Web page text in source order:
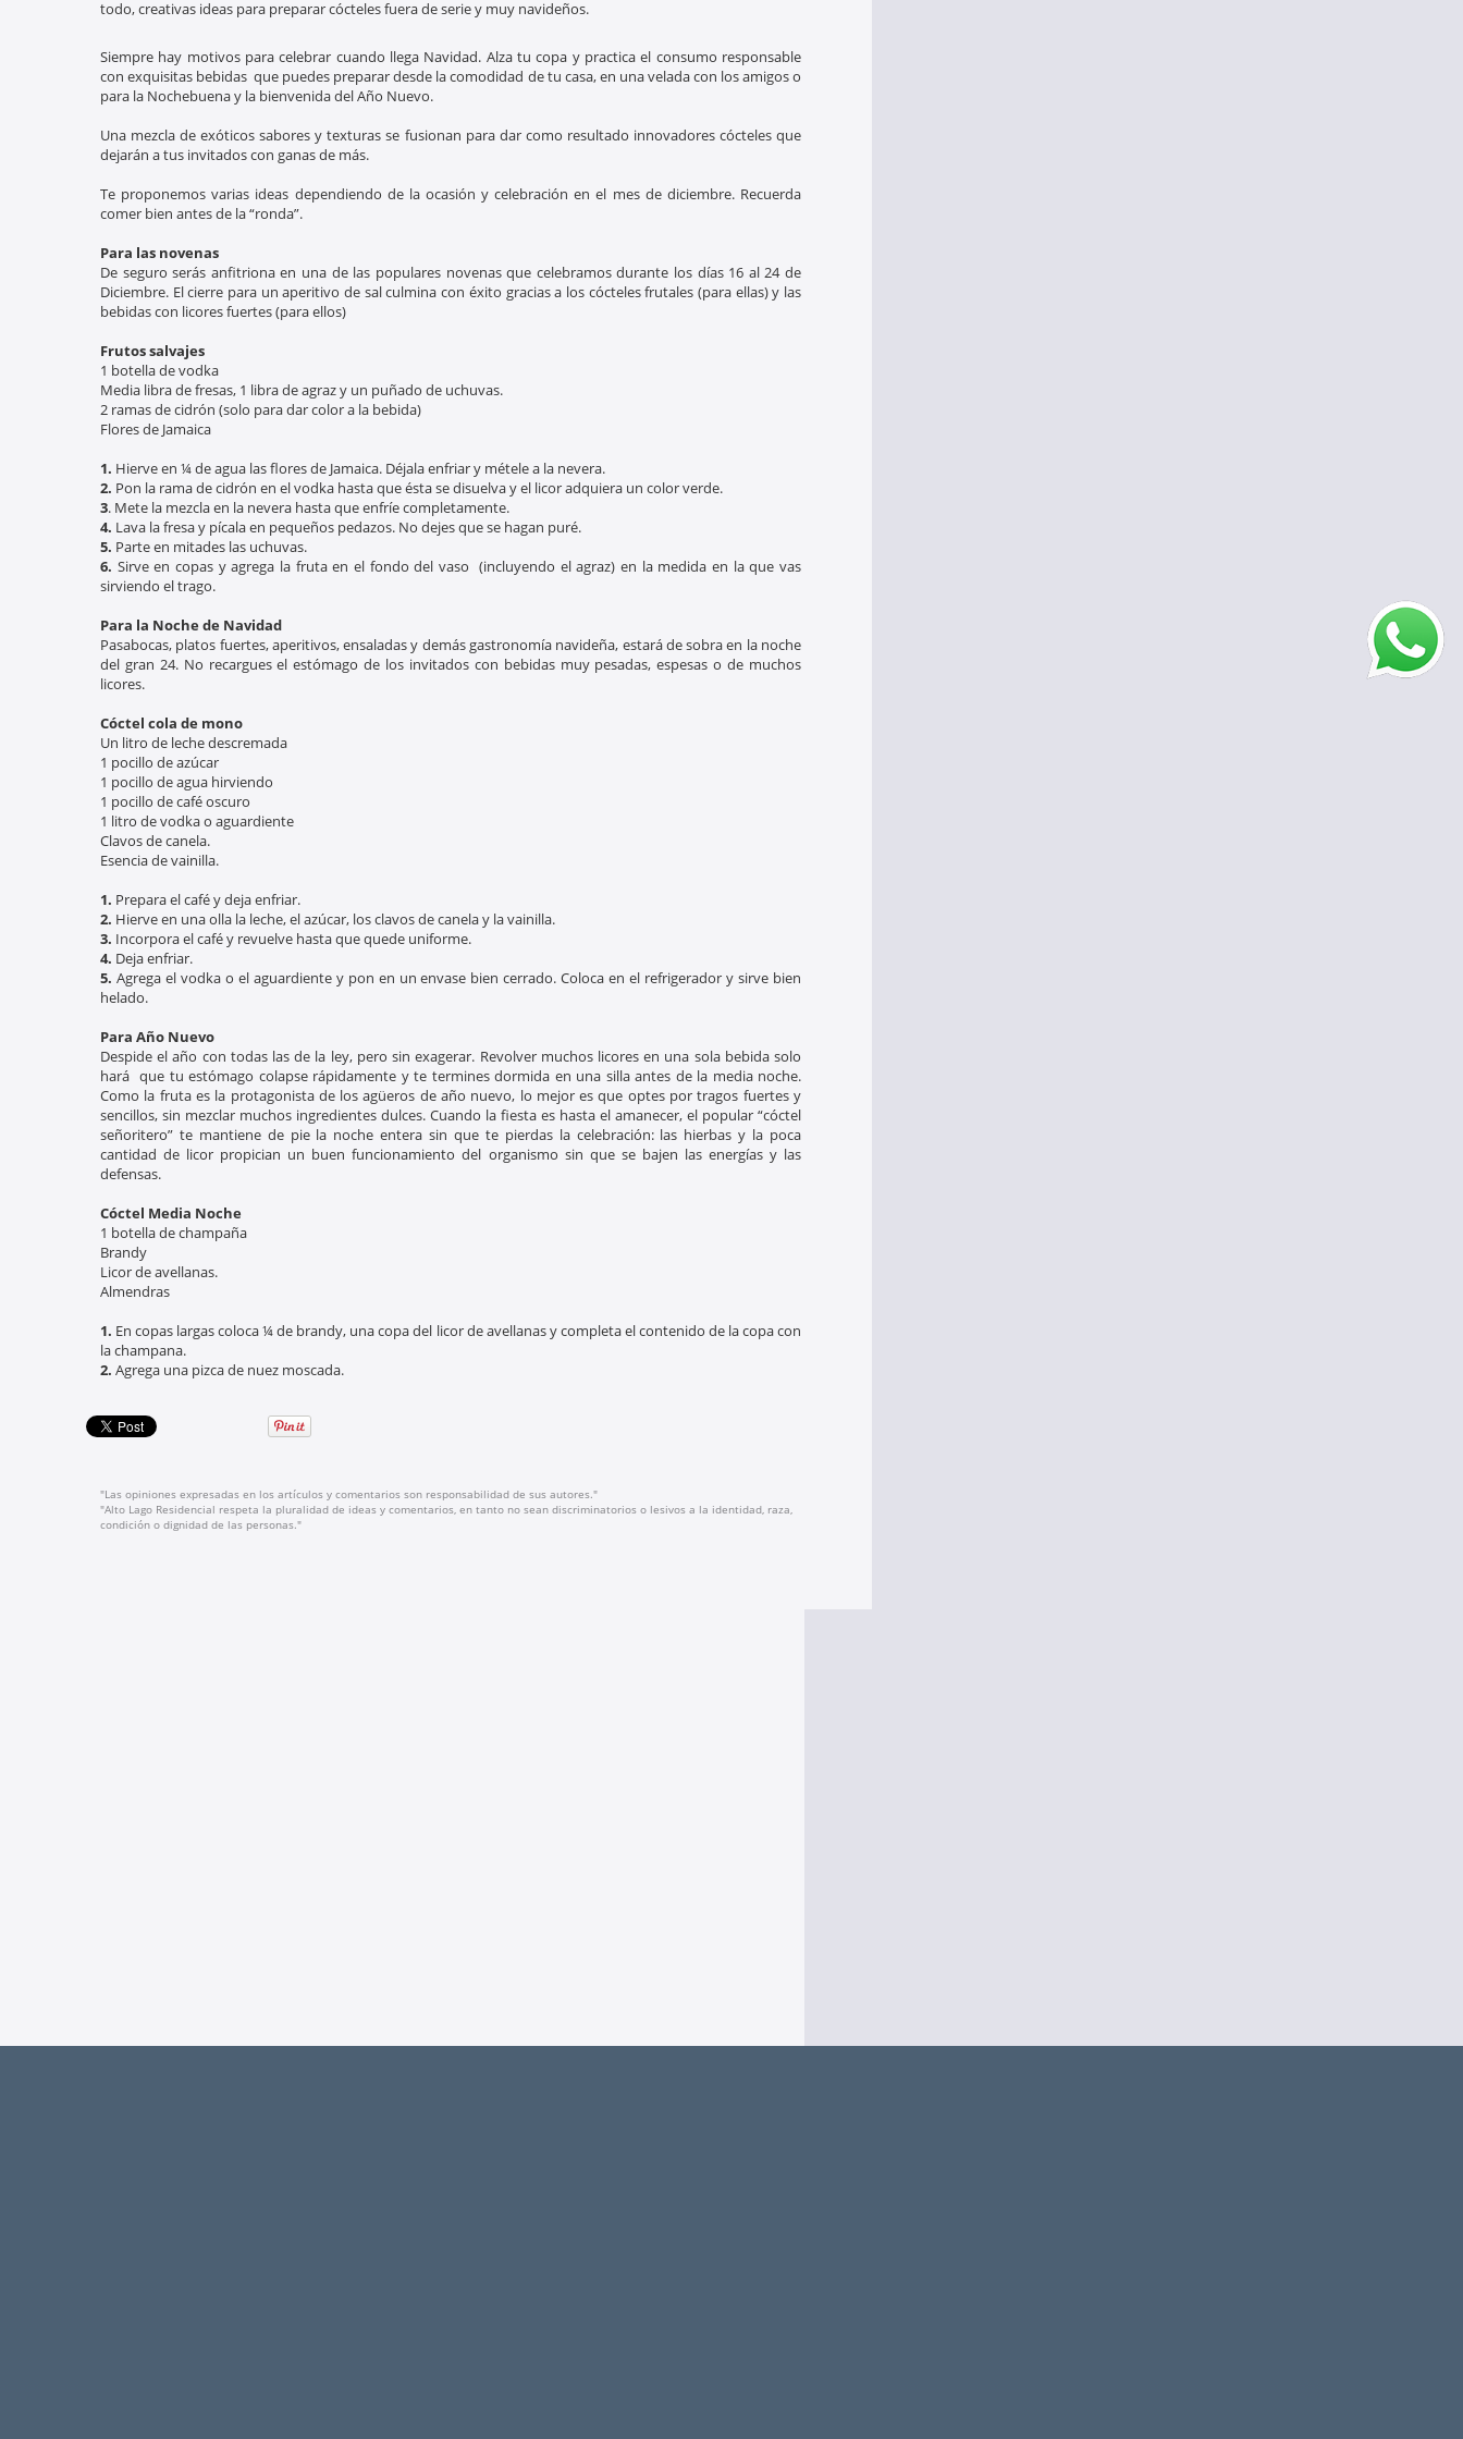
todo, creativas ideas para preparar cócteles fuera de serie y muy navideños.
Siempre hay motivos para celebrar cuando llega Navidad. Alza tu copa y practica el consumo responsable
con exquisitas bebidas que puedes preparar desde la comodidad de tu casa, en una velada con los amigos o
para la Nochebuena y la bienvenida del Año Nuevo.
Una mezcla de exóticos sabores y texturas se fusionan para dar como resultado innovadores cócteles que
dejarán a tus invitados con ganas de más.
Te proponemos varias ideas dependiendo de la ocasión y celebración en el mes de diciembre. Recuerda
comer bien antes de la “ronda”.
Para las novenas
De seguro serás anfitriona en una de las populares novenas que celebramos durante los días 16 al 24 de
Diciembre. El cierre para un aperitivo de sal culmina con éxito gracias a los cócteles frutales (para ellas) y las
bebidas con licores fuertes (para ellos)
Frutos salvajes
1 botella de vodka
Media libra de fresas, 1 libra de agraz y un puñado de uchuvas.
2 ramas de cidrón (solo para dar color a la bebida)
Flores de Jamaica
1. Hierve en ¼ de agua las flores de Jamaica. Déjala enfriar y métele a la nevera.
2. Pon la rama de cidrón en el vodka hasta que ésta se disuelva y el licor adquiera un color verde.
3. Mete la mezcla en la nevera hasta que enfríe completamente.
4. Lava la fresa y pícala en pequeños pedazos. No dejes que se hagan puré.
5. Parte en mitades las uchuvas.
6. Sirve en copas y agrega la fruta en el fondo del vaso (incluyendo el agraz) en la medida en la que vas
sirviendo el trago.
Para la Noche de Navidad
Pasabocas, platos fuertes, aperitivos, ensaladas y demás gastronomía navideña, estará de sobra en la noche
del gran 24. No recargues el estómago de los invitados con bebidas muy pesadas, espesas o de muchos
licores.
Cóctel cola de mono
Un litro de leche descremada
1 pocillo de azúcar
1 pocillo de agua hirviendo
1 pocillo de café oscuro
1 litro de vodka o aguardiente
Clavos de canela.
Esencia de vainilla.
1. Prepara el café y deja enfriar.
2. Hierve en una olla la leche, el azúcar, los clavos de canela y la vainilla.
3. Incorpora el café y revuelve hasta que quede uniforme.
4. Deja enfriar.
5. Agrega el vodka o el aguardiente y pon en un envase bien cerrado. Coloca en el refrigerador y sirve bien
helado.
Para Año Nuevo
Despide el año con todas las de la ley, pero sin exagerar. Revolver muchos licores en una sola bebida solo
hará que tu estómago colapse rápidamente y te termines dormida en una silla antes de la media noche.
Como la fruta es la protagonista de los agüeros de año nuevo, lo mejor es que optes por tragos fuertes y
sencillos, sin mezclar muchos ingredientes dulces. Cuando la fiesta es hasta el amanecer, el popular “cóctel
señoritero” te mantiene de pie la noche entera sin que te pierdas la celebración: las hierbas y la poca
cantidad de licor propician un buen funcionamiento del organismo sin que se bajen las energías y las
defensas.
Cóctel Media Noche
1 botella de champaña
Brandy
Licor de avellanas.
Almendras
1. En copas largas coloca ¼ de brandy, una copa del licor de avellanas y completa el contenido de la copa con
la champana.
2. Agrega una pizca de nuez moscada.
"Las opiniones expresadas en los artículos y comentarios son responsabilidad de sus autores."
"Alto Lago Residencial respeta la pluralidad de ideas y comentarios, en tanto no sean discriminatorios o lesivos a la identidad, raza,
condición o dignidad de las personas."